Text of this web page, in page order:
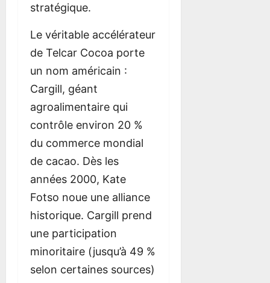
stratégique.
Le véritable accélérateur
de Telcar Cocoa porte
un nom américain :
Cargill, géant
agroalimentaire qui
contrôle environ 20 %
du commerce mondial
de cacao. Dès les
années 2000, Kate
Fotso noue une alliance
historique. Cargill prend
une participation
minoritaire (jusqu’à 49 %
selon certaines sources)